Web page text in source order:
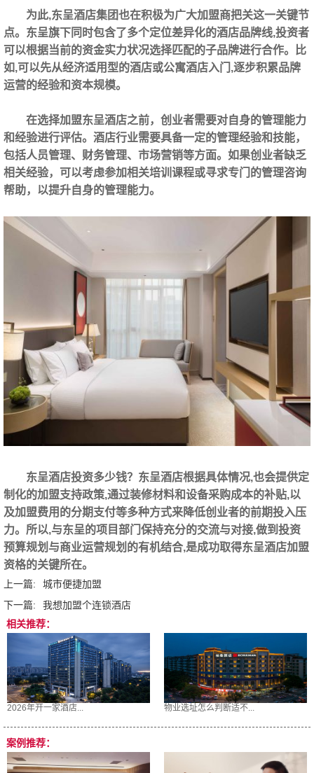
为此,东呈酒店集团也在积极为广大加盟商把关这一关键节
点。东呈旗下同时包含了多个定位差异化的酒店品牌线,投资者
可以根据当前的资金实力状况选择匹配的子品牌进行合作。比
如,可以先从经济适用型的酒店或公寓酒店入门,逐步积累品牌
运营的经验和资本规模。
在选择加盟东呈酒店之前，创业者需要对自身的管理能力
和经验进行评估。酒店行业需要具备一定的管理经验和技能，
包括人员管理、财务管理、市场营销等方面。如果创业者缺乏
相关经验，可以考虑参加相关培训课程或寻求专门的管理咨询
帮助，以提升自身的管理能力。
东呈酒店投资多少钱？东呈酒店根据具体情况,也会提供定
制化的加盟支持政策,通过装修材料和设备采购成本的补贴,以
及加盟费用的分期支付等多种方式来降低创业者的前期投入压
力。所以,与东呈的项目部门保持充分的交流与对接,做到投资
预算规划与商业运营规划的有机结合,是成功取得东呈酒店加盟
资格的关键所在。
上一篇:
城市便捷加盟
下一篇:
我想加盟个连锁酒店
相关推荐：
2026年开一家酒店... 物业选址怎么判断适不...
案例推荐：